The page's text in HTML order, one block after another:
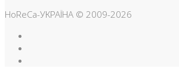
HoReCa-УКРАЇНА © 2009-2026